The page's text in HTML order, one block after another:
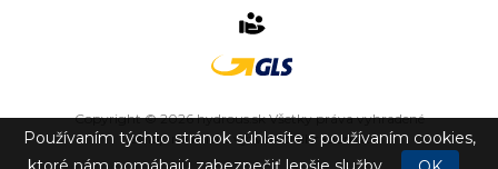
Copyright © 2026 hydrous.sk Všetky práva vyhradené
eshop na mieruvytvorilovibration.sk
Používaním týchto stránok súhlasíte s používaním cookies,